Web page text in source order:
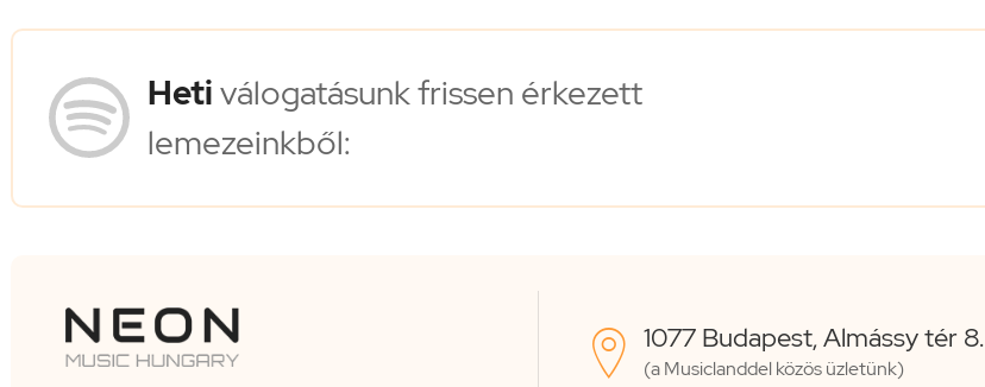
Hetiválogatásunk frissen érkezett
lemezeinkből:
 1077 Budapest, Almássy tér 8.
(a Musiclanddel közös üzletünk)